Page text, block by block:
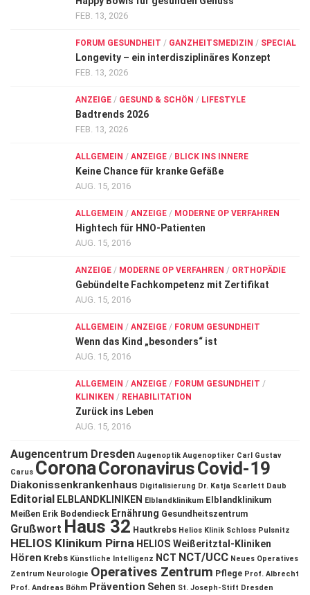
FEB. 13, 2026
FORUM GESUNDHEIT / GANZHEITSMEDIZIN / SPECIAL
Longevity – ein interdisziplinäres Konzept
FEB. 13, 2026
ANZEIGE / GESUND & SCHÖN / LIFESTYLE
Badtrends 2026
FEB. 13, 2026
ALLGEMEIN / ANZEIGE / BLICK INS INNERE
Keine Chance für kranke Gefäße
AUG. 15, 2016
ALLGEMEIN / ANZEIGE / MODERNE OP VERFAHREN
Hightech für HNO-Patienten
AUG. 15, 2016
ANZEIGE / MODERNE OP VERFAHREN / ORTHOPÄDIE
Gebündelte Fachkompetenz mit Zertifikat
AUG. 15, 2016
ALLGEMEIN / ANZEIGE / FORUM GESUNDHEIT
Wenn das Kind „besonders“ ist
AUG. 15, 2016
ALLGEMEIN / ANZEIGE / FORUM GESUNDHEIT /
KLINIKEN / REHABILITATION
Zurück ins Leben
AUG. 15, 2016
Augencentrum Dresden Augenoptik Augenoptiker Carl Gustav
Carus CoronaCoronavirusCovid-19
Diakonissenkrankenhaus Digitalisierung Dr. Katja Scarlett Daub
Editorial ELBLANDKLINIKEN Elblandklinikum Elblandklinikum
Meißen Erik Bodendieck Ernährung Gesundheitszentrum
Grußwort Haus 32 Hautkrebs Helios Klinik Schloss Pulsnitz
HELIOS Klinikum Pirna HELIOS Weißeritztal-Kliniken
Hören Krebs Künstliche Intelligenz NCT NCT/UCC Neues Operatives
Zentrum Neurologie Operatives Zentrum Pflege Prof. Albrecht
Prof. Andreas Böhm Prävention Sehen St. Joseph-Stift Dresden